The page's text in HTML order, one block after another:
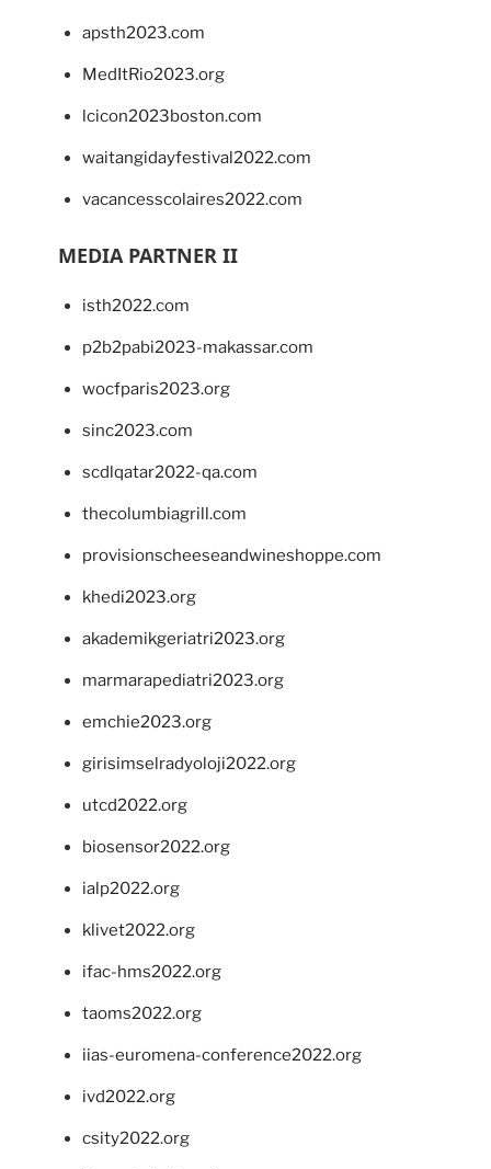
apsth2023.com
MedItRio2023.org
lcicon2023boston.com
waitangidayfestival2022.com
vacancesscolaires2022.com
MEDIA PARTNER II
isth2022.com
p2b2pabi2023-makassar.com
wocfparis2023.org
sinc2023.com
scdlqatar2022-qa.com
thecolumbiagrill.com
provisionscheeseandwineshoppe.com
khedi2023.org
akademikgeriatri2023.org
marmarapediatri2023.org
emchie2023.org
girisimselradyoloji2022.org
utcd2022.org
biosensor2022.org
ialp2022.org
klivet2022.org
ifac-hms2022.org
taoms2022.org
iias-euromena-conference2022.org
ivd2022.org
csity2022.org